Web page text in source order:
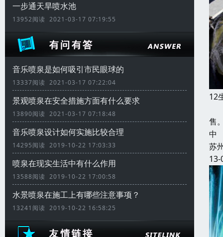
一步通天旱喷水池
13952阅读 2021-03-17 07:19:55
音乐喷泉是如何吸引市民眼球的
13337阅读 2021-03-17 07:22:04
景观喷泉在安全措施方面有什么要求
13890阅读 2021-03-17 07:18:48
音乐喷泉设计如何实施比较合理
14295阅读 2019-10-22 17:03:33
喷泉在现实生活中有什么作用
13588阅读 2019-10-22 17:00:58
水景喷泉在施工上有哪些注意事项？
13241阅读 2019-10-22 16:58:25
12
售
中
苏
13-